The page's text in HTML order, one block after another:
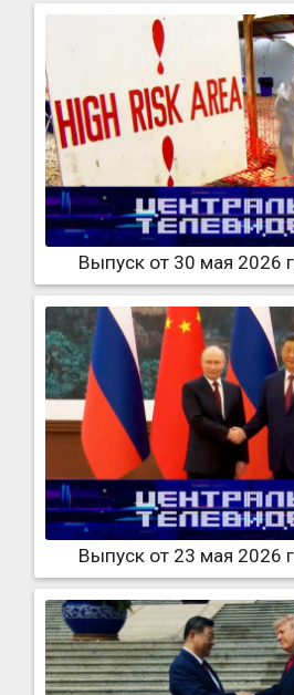
Выпуск от 30 мая 2026
Выпуск от 23 мая 2026